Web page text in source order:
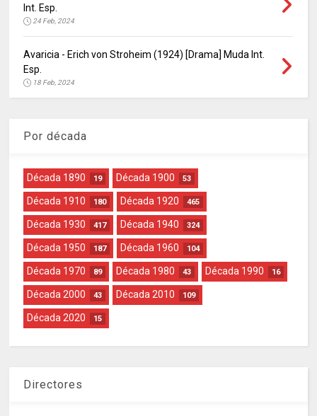
Int. Esp.
24 Feb, 2024
Avaricia - Erich von Stroheim (1924) [Drama] Muda Int.
Esp.
18 Feb, 2024
Por década
Década 1890 19 Década 1900 53
Década 1910 180 Década 1920 465
Década 1930 417 Década 1940 324
Década 1950 187 Década 1960 104
Década 1970 89 Década 1980 43 Década 1990 16
Década 2000 43 Década 2010 109
Década 2020 15
Directores